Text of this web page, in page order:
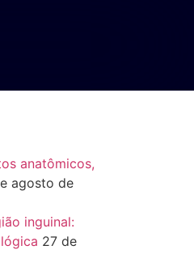
anatômicos,
agosto de
inguinal:
27 de